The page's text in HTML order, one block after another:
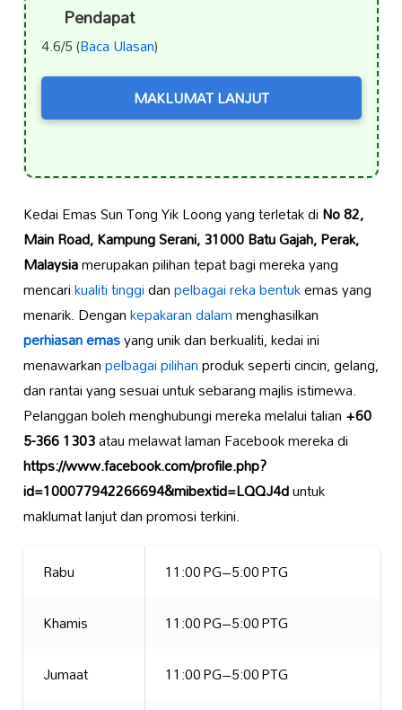
Pendapat
4.6/5 (Baca Ulasan)
MAKLUMAT LANJUT
Kedai Emas Sun Tong Yik Loong yang terletak diNo 82,
Main Road, Kampung Serani, 31000 Batu Gajah, Perak,
Malaysiamerupakan pilihan tepat bagi mereka yang
mencarikualiti tinggidanpelbagai reka bentukemas yang
menarik. Dengankepakaran dalammenghasilkan
perhiasan emasyang unik dan berkualiti, kedai ini
menawarkanpelbagai pilihanproduk seperti cincin, gelang,
dan rantai yang sesuai untuk sebarang majlis istimewa.
Pelanggan boleh menghubungi mereka melalui talian+60
5-366 1303atau melawat laman Facebook mereka di
https://www.facebook.com/profile.php?
id=100077942266694&mibextid=LQQJ4duntuk
maklumat lanjut dan promosi terkini.
Rabu
11:00 PG–5:00 PTG
Khamis
11:00 PG–5:00 PTG
Jumaat
11:00 PG–5:00 PTG